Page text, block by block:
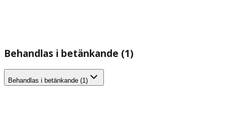
Behandlas i betänkande (1)
Behandlas i betänkande (1)